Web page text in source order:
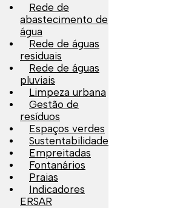
Rede de
abastecimento de
água
Rede de águas
residuais
Rede de águas
pluviais
Limpeza urbana
Gestão de
resíduos
Espaços verdes
Sustentabilidade
Empreitadas
Fontanários
Praias
Indicadores
ERSAR